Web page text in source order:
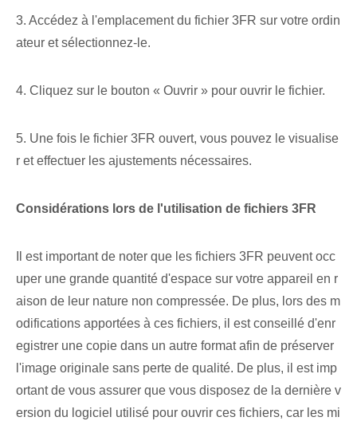
3. Accédez à l'emplacement du fichier 3FR sur votre ordin
ateur et sélectionnez-le.
4. Cliquez sur le bouton « Ouvrir » pour ouvrir le fichier.
5.‌ Une fois le fichier ‍3FR ouvert, vous pouvez le visualise
r et effectuer les ajustements nécessaires.
Considérations lors de l'utilisation de fichiers ⁣3FR
Il est important de noter que les fichiers 3FR peuvent occ
uper une grande quantité d'espace sur votre appareil en r
aison de leur nature non compressée. De plus, lors des m
odifications apportées à ces fichiers, il est conseillé d'enr
egistrer une copie dans un autre format afin de préserver
l'image originale sans perte de qualité. De plus, il est imp
ortant de vous assurer que vous disposez de la dernière v
ersion du logiciel utilisé pour ouvrir ces fichiers, car les mi